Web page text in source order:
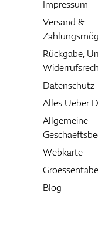
Impressum
Versand &
Rückgabe,
Datenschutz
Alles Ueber
Allgemeine
Webkarte
Blog